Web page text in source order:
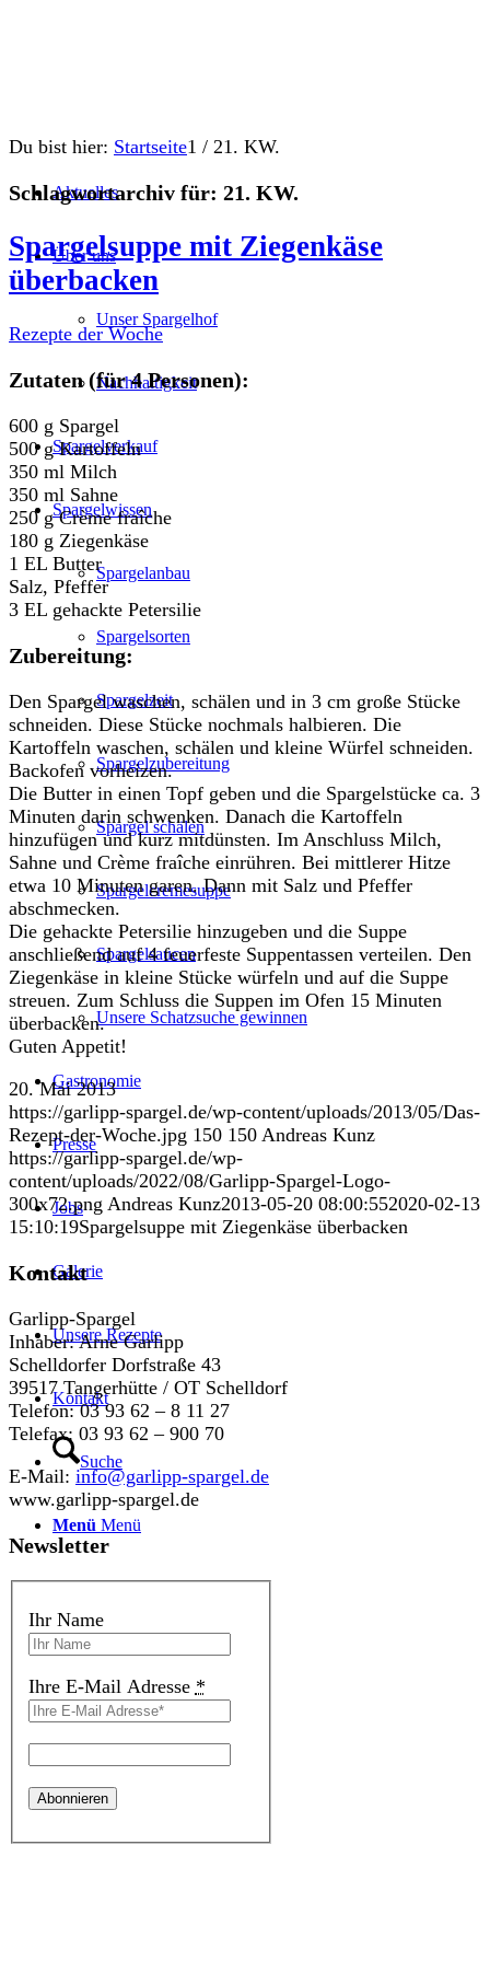
Aktuelles
Über uns
Unser Spargelhof
Nachhaltigkeit
Spargelverkauf
Spargelwissen
Spargelanbau
Spargelsorten
Spargelzeit
Spargelzubereitung
Spargel schälen
Spargelcremesuppe
Spargelsaucen
Unsere Schatzsuche gewinnen
Gastronomie
Presse
Jobs
Galerie
Unsere Rezepte
Kontakt
Suche
Menü Menü
Du bist hier: Startseite1 / 21. KW.
Schlagwortarchiv für: 21. KW.
Spargelsuppe mit Ziegenkäse
überbacken
Rezepte der Woche
Zutaten (für 4 Personen):
600 g Spargel
500 g Kartoffeln
350 ml Milch
350 ml Sahne
250 g Crème fraîche
180 g Ziegenkäse
1 EL Butter
Salz, Pfeffer
3 EL gehackte Petersilie
Zubereitung:
Den Spargel waschen, schälen und in 3 cm große Stücke
schneiden. Diese Stücke nochmals halbieren. Die
Kartoffeln waschen, schälen und kleine Würfel schneiden.
Backofen vorheizen.
Die Butter in einen Topf geben und die Spargelstücke ca. 3
Minuten darin schwenken. Danach die Kartoffeln
hinzufügen und kurz mitdünsten. Im Anschluss Milch,
Sahne und Crème fraîche einrühren. Bei mittlerer Hitze
etwa 10 Minuten garen. Dann mit Salz und Pfeffer
abschmecken.
Die gehackte Petersilie hinzugeben und die Suppe
anschließend auf 4 feuerfeste Suppentassen verteilen. Den
Ziegenkäse in kleine Stücke würfeln und auf die Suppe
streuen. Zum Schluss die Suppen im Ofen 15 Minuten
überbacken.
Guten Appetit!
20. Mai 2013
https://garlipp-spargel.de/wp-content/uploads/2013/05/Das-
Rezept-der-Woche.jpg 150 150 Andreas Kunz
https://garlipp-spargel.de/wp-
content/uploads/2022/08/Garlipp-Spargel-Logo-
300x72.png Andreas Kunz2013-05-20 08:00:552020-02-13
15:10:19Spargelsuppe mit Ziegenkäse überbacken
Kontakt
Garlipp-Spargel
Inhaber: Arne Garlipp
Schelldorfer Dorfstraße 43
39517 Tangerhütte / OT Schelldorf
Telefon: 03 93 62 – 8 11 27
Telefax: 03 93 62 – 900 70
E-Mail: info@garlipp-spargel.de
www.garlipp-spargel.de
Newsletter
Ihr Name
Ihre E-Mail Adresse *